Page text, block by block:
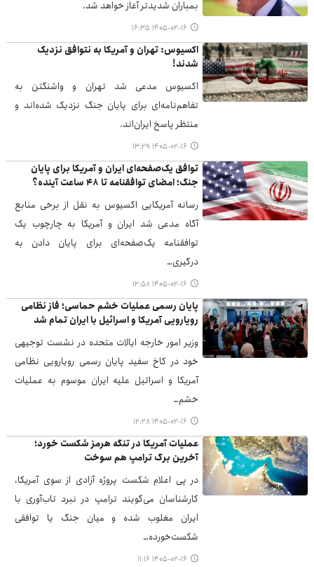
بمباران شدیدتر آغاز خواهد شد.
۱۴۰۵-۰۲-۱۶ ۱۶:۳۵
اکسیوس: تهران و آمریکا به نتوافق نزدیک
شدند!
اکسیوس مدعی شد تهران و واشنگتن به
تفاهم‌نامه‌ای برای پایان جنگ نزدیک شده‌اند و
منتظر پاسخ ایران‌اند.
۱۴۰۵-۰۲-۱۶ ۱۳:۲۹
توافق یک‌صفحه‌ای ایران و آمریکا برای پایان
جنگ؛ امضای توافقنامه تا ۴۸ ساعت آینده؟
رسانه آمریکایی اکسیوس به نقل از برخی منابع
آگاه مدعی شد ایران و آمریکا به چارچوب یک
توافقنامه یک‌صفحه‌ای برای پایان دادن به
درگیری…
۱۴۰۵-۰۲-۱۶ ۱۲:۵۸
پایان رسمی عملیات خشم حماسی؛ فاز نظامی
رویارویی آمریکا و اسرائیل با ایران تمام شد
وزیر امور خارجه ایالات متحده در نشست توجیهی
خود در کاخ سفید پایان رسمی رویارویی نظامی
آمریکا و اسرائیل علیه ایران موسوم به عملیات
خشم…
۱۴۰۵-۰۲-۱۶ ۱۲:۲۸
عملیات آمریکا در تنگه هرمز شکست خورد؛
آخرین برگ ترامپ هم سوخت
در پی اعلام شکست پروژه آزادی از سوی آمریکا،
کارشناسان می‌گویند ترامپ در نبرد تاب‌آوری با
ایران مغلوب شده و میان جنگ یا توافقی
شکست‌خورده…
۱۴۰۵-۰۲-۱۶ ۱۱:۱۶